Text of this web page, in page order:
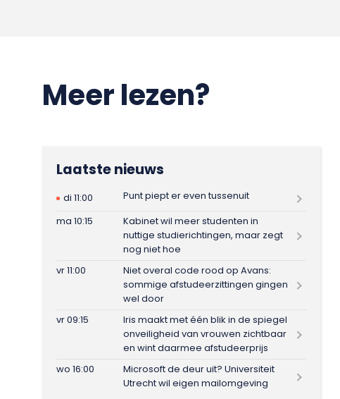
Meer lezen?
Laatste nieuws
di 11:00
Punt piept er even tussenuit
ma 10:15
Kabinet wil meer studenten in
nuttige studierichtingen, maar zegt
nog niet hoe
vr 11:00
Niet overal code rood op Avans:
sommige afstudeerzittingen gingen
wel door
vr 09:15
Iris maakt met één blik in de spiegel
onveiligheid van vrouwen zichtbaar
en wint daarmee afstudeerprijs
wo 16:00
Microsoft de deur uit? Universiteit
Utrecht wil eigen mailomgeving